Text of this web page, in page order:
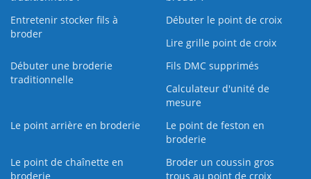
Entretenir stocker fils à
broder
Débuter le point de croix
Lire grille point de croix
Débuter une broderie
traditionnelle
Fils DMC supprimés
Calculateur d'unité de
mesure
Le point arrière en broderie
Le point de feston en
broderie
Le point de chaînette en
broderie
Broder un coussin gros
trous au point de croix